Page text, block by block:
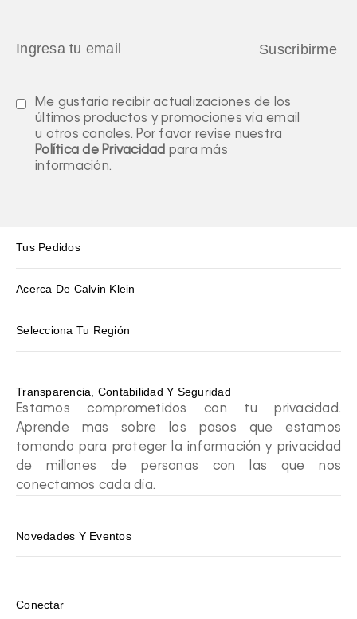
Me gustaría recibir actualizaciones de los
últimos productos y promociones vía email
u otros canales. Por favor revise nuestra
Política de Privacidad para más
información.
Tus Pedidos
Acerca De Calvin Klein
Selecciona Tu Región
Transparencia, Contabilidad Y Seguridad
Estamos comprometidos con tu privacidad.
Aprende mas sobre los pasos que estamos
tomando para proteger la información y privacidad
de millones de personas con las que nos
conectamos cada día.
Novedades Y Eventos
Conectar